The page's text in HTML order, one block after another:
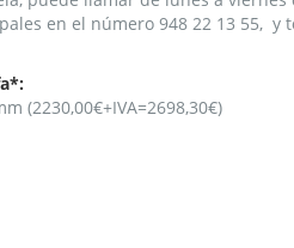
en el número 948 22 13 55, y
(2230,00€+IVA=2698,30€)